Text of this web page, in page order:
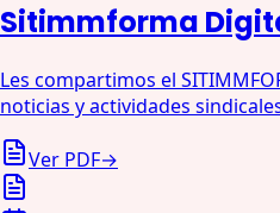
Sitimmforma
Les compartimos el
noticias y actividades
Ver PDF→